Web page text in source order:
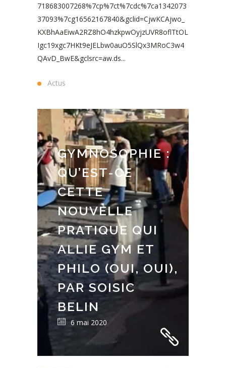
718683007268%7cp%7ct%7cdc%7ca1342073
37093%7cg16562167840&gclid=CjwKCAjwo_
KXBhAaEiwA2RZ8hO4hzkpwOyjzUVR8oflTtOL
Igc19xgc7HKt9eJELbw0auO5SlQx3MRoC3w4
QAvD_BwE&gclsrc=aw.ds...
Actus
GYMNOSOPHIE :
QU’EST-CE
CETTE
NOUVELLE
PRATIQUE QUI
ALLIE GYM ET
PHILO (OUI, OUI),
PAR SOISIC
BELIN
6 mai 2020